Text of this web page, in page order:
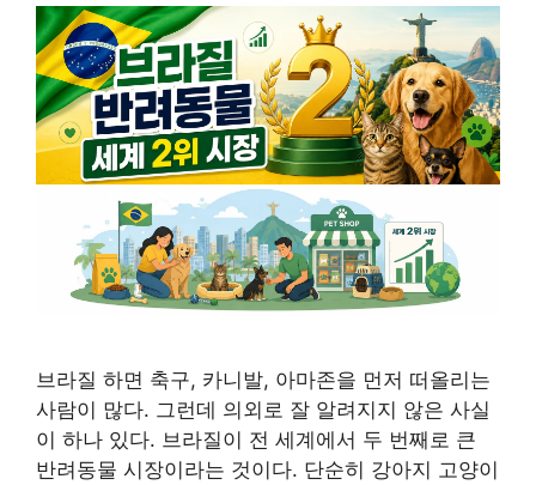
브라질 하면 축구, 카니발, 아마존을 먼저 떠올리는
사람이 많다. 그런데 의외로 잘 알려지지 않은 사실
이 하나 있다. 브라질이 전 세계에서 두 번째로 큰
반려동물 시장이라는 것이다. 단순히 강아지 고양이